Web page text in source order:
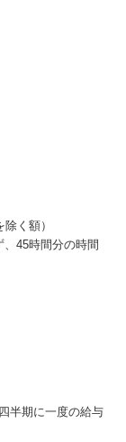
く額）
、45時間分の時間
半期に一度の給与